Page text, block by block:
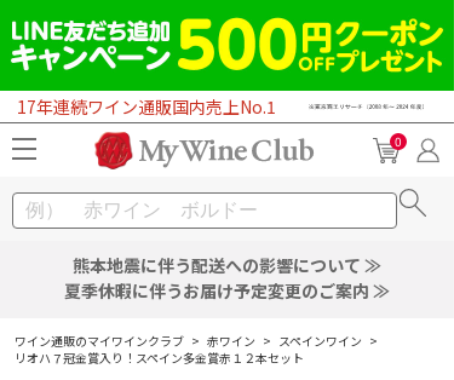
17年連続ワイン通販国内売上No.1
0
熊本地震に伴う配送への影響について ≫
夏季休暇に伴うお届け予定変更のご案内 ≫
ワイン通販のマイワインクラブ > 赤ワイン > スペインワイン >
リオハ７冠金賞入り！スペイン多金賞赤１２本セット